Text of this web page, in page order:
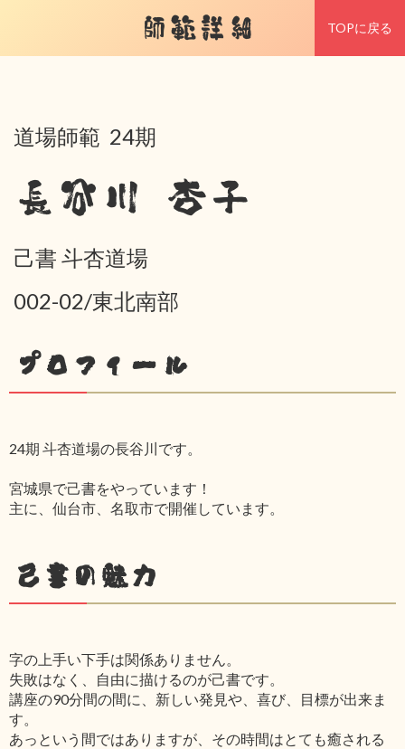
師範詳細 TOPに戻る
道場師範 24期
長谷川 杏子
己書 斗杏道場
002-02/東北南部
プロフィール
24期 斗杏道場の長谷川です。
宮城県で己書をやっています！
主に、仙台市、名取市で開催しています。
己書の魅力
字の上手い下手は関係ありません。
失敗はなく、自由に描けるのが己書です。
講座の90分間の間に、新しい発見や、喜び、目標が出来ま
す。
あっという間ではありますが、その時間はとても癒される